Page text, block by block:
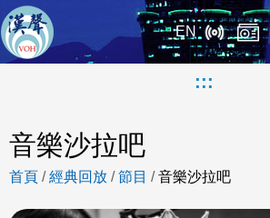
EN
:::
音樂沙拉吧
首頁 /經典回放 /節目 /音樂沙拉吧